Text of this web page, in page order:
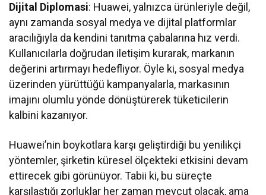
Dijital Diplomasi: Huawei, yalnızca ürünleriyle değil,
aynı zamanda sosyal medya ve dijital platformlar
aracılığıyla da kendini tanıtma çabalarına hız verdi.
Kullanıcılarla doğrudan iletişim kurarak, markanın
değerini artırmayı hedefliyor. Öyle ki, sosyal medya
üzerinden yürüttüğü kampanyalarla, markasının
imajını olumlu yönde dönüştürerek tüketicilerin
kalbini kazanıyor.
Huawei’nin boykotlara karşı geliştirdiği bu yenilikçi
yöntemler, şirketin küresel ölçekteki etkisini devam
ettirecek gibi görünüyor. Tabii ki, bu süreçte
karşılaştığı zorluklar her zaman mevcut olacak, ama